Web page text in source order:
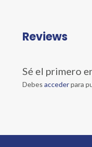
Reviews
Sé el primero
Debes accederpara